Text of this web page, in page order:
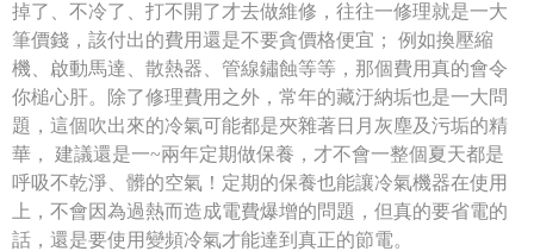
掉了、不冷了、打不開了才去做維修，往往一修理就是一大
筆價錢，該付出的費用還是不要貪價格便宜； 例如換壓縮
機、啟動馬達、散熱器、管線鏽蝕等等，那個費用真的會令
你槌心肝。除了修理費用之外，常年的藏汙納垢也是一大問
題，這個吹出來的冷氣可能都是夾雜著日月灰塵及污垢的精
華， 建議還是一~兩年定期做保養，才不會一整個夏天都是
呼吸不乾淨、髒的空氣！定期的保養也能讓冷氣機器在使用
上，不會因為過熱而造成電費爆增的問題，但真的要省電的
話，還是要使用變頻冷氣才能達到真正的節電。